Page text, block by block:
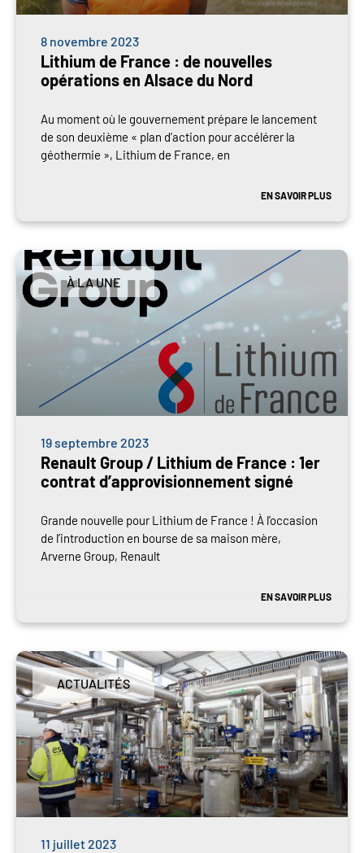
8 novembre 2023
Lithium de France : de nouvelles
opérations en Alsace du Nord
Au moment où le gouvernement prépare le lancement
de son deuxième « plan d’action pour accélérer la
géothermie », Lithium de France, en
EN SAVOIR PLUS
À LA UNE
19 septembre 2023
Renault Group / Lithium de France : 1er
contrat d’approvisionnement signé
Grande nouvelle pour Lithium de France ! À l’occasion
de l’introduction en bourse de sa maison mère,
Arverne Group, Renault
EN SAVOIR PLUS
ACTUALITÉS
11 juillet 2023